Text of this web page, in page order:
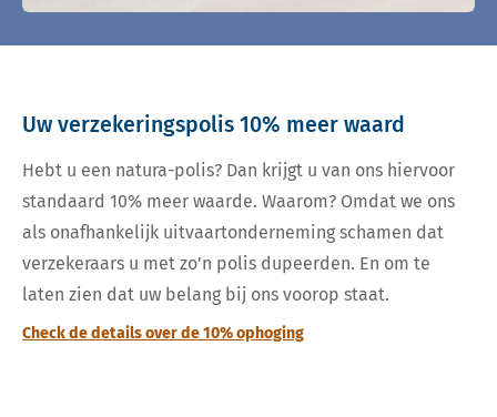
Uw verzekeringspolis 10% meer waard
Hebt u een natura-polis? Dan krijgt u van ons hiervoor
standaard 10% meer waarde. Waarom? Omdat we ons
als onafhankelijk uitvaartonderneming schamen dat
verzekeraars u met zo’n polis dupeerden. En om te
laten zien dat uw belang bij ons voorop staat.
Check de details over de 10% ophoging